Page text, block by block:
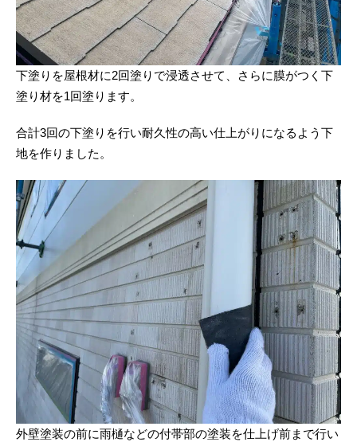
下塗りを屋根材に2回塗りで浸透させて、さらに膜がつく下
塗り材を1回塗ります。
合計3回の下塗りを行い耐久性の高い仕上がりになるよう下
地を作りました。
外壁塗装の前に雨樋などの付帯部の塗装を仕上げ前まで行い